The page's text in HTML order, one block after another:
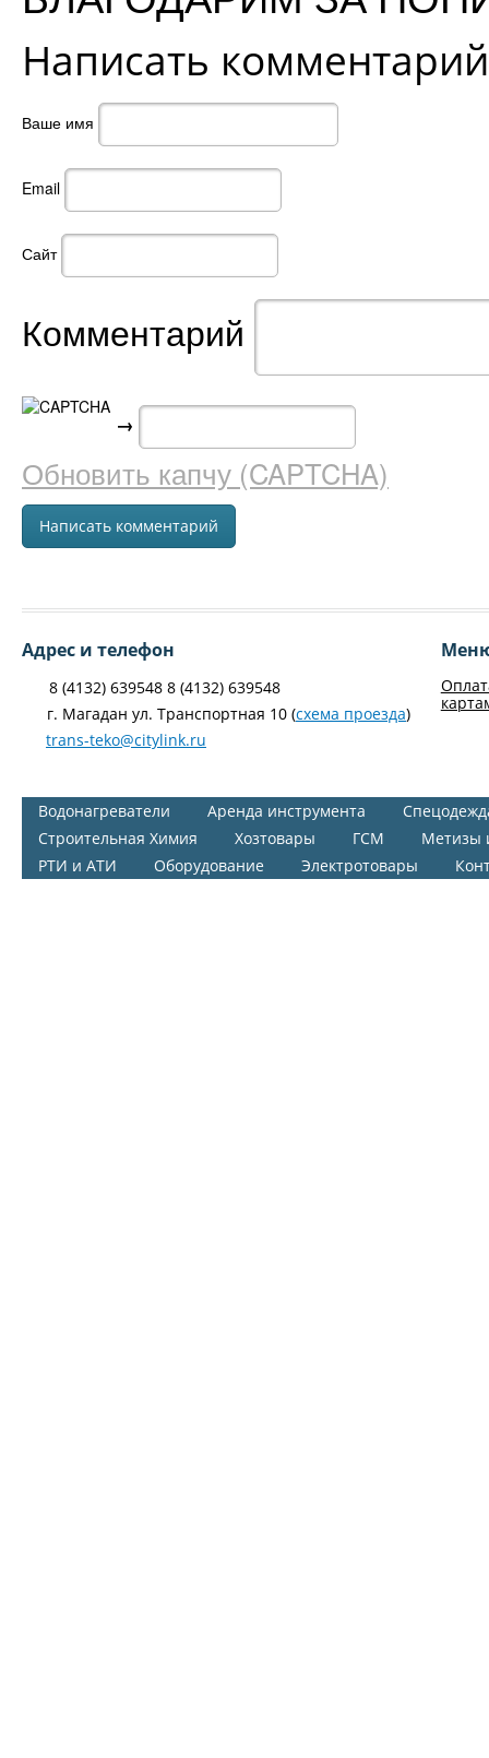
Написать комментарий
Ваше имя
Email
Сайт
Комментарий
→
Обновить капчу (CAPTCHA)
Адрес и телефон
8 (4132) 639548 8 (4132) 639548
г. Магадан ул. Транспортная 10 (схема проезда)
trans-teko@citylink.ru
Водонагреватели Аренда инструмента
Строительная Химия
Хозтовары ГСМ
Метизы
РТИ и АТИ
Оборудование Электротовары